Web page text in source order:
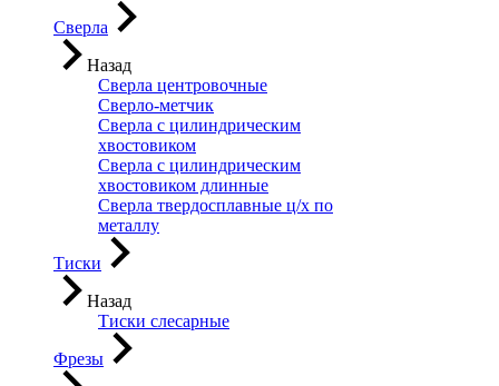
Сверла
Назад
Сверла центровочные
Сверло-метчик
Сверла с цилиндрическим
хвостовиком
Сверла с цилиндрическим
хвостовиком длинные
Сверла твердосплавные ц/х по
металлу
Тиски
Назад
Тиски слесарные
Фрезы